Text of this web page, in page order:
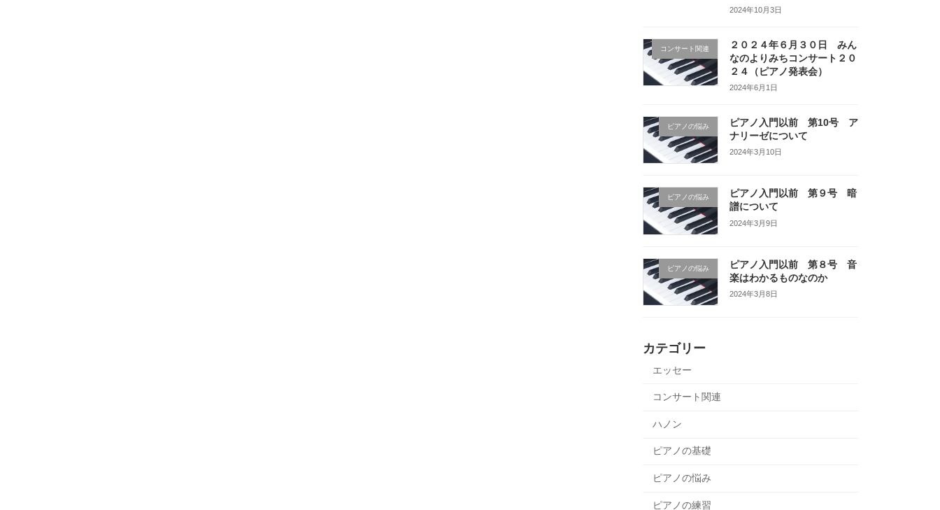
2024年10月3日
コンサート関連
２０２４年６月３０日 みん
なのよりみちコンサート２０
２４（ピアノ発表会）
2024年6月1日
ピアノの悩み
ピアノ入門以前 第10号 ア
ナリーゼについて
2024年3月10日
ピアノの悩み
ピアノ入門以前 第９号 暗
譜について
2024年3月9日
ピアノの悩み
ピアノ入門以前 第８号 音
楽はわかるものなのか
2024年3月8日
カテゴリー
エッセー
コンサート関連
ハノン
ピアノの基礎
ピアノの悩み
ピアノの練習